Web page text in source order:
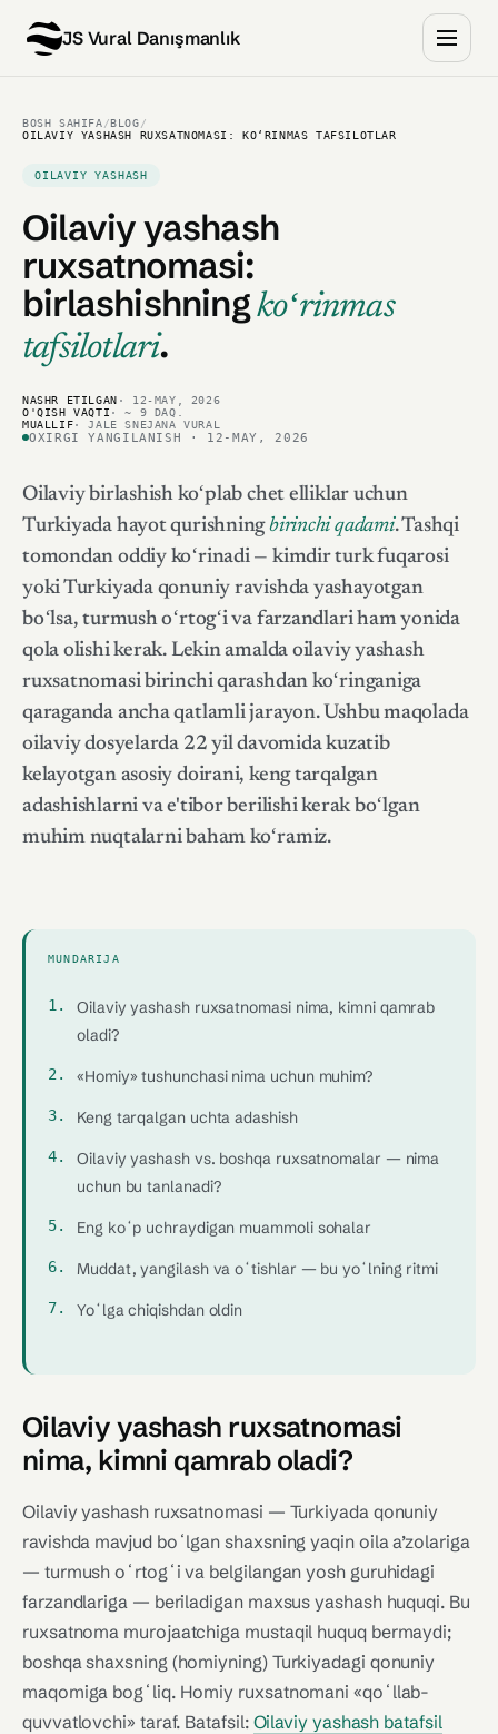
JS Vural Danışmanlık
BOSH SAHIFA /BLOG /
OILAVIY YASHASH RUXSATNOMASI: KOʻRINMAS TAFSILOTLAR
OILAVIY YASHASH
Oilaviy yashash
ruxsatnomasi:
birlashishningkoʻrinmas
tafsilotlari.
NASHR ETILGAN · 12-MAY, 2026
O'QISH VAQTI · ~ 9 DAQ.
MUALLIF· JALE SNEJANA VURAL
OXIRGI YANGILANISH · 12-MAY, 2026
Oilaviy birlashish koʻplab chet elliklar uchun
Turkiyada hayot qurishningbirinchi qadami. Tashqi
tomondan oddiy koʻrinadi — kimdir turk fuqarosi
yoki Turkiyada qonuniy ravishda yashayotgan
boʻlsa, turmush oʻrtogʻi va farzandlari ham yonida
qola olishi kerak. Lekin amalda oilaviy yashash
ruxsatnomasi birinchi qarashdan koʻringaniga
qaraganda ancha qatlamli jarayon. Ushbu maqolada
oilaviy dosyelarda 22 yil davomida kuzatib
kelayotgan asosiy doirani, keng tarqalgan
adashishlarni va e'tibor berilishi kerak boʻlgan
muhim nuqtalarni baham koʻramiz.
MUNDARIJA
Oilaviy yashash ruxsatnomasi nima, kimni qamrab
oladi?
«Homiy» tushunchasi nima uchun muhim?
Keng tarqalgan uchta adashish
Oilaviy yashash vs. boshqa ruxsatnomalar — nima
uchun bu tanlanadi?
Eng koʻp uchraydigan muammoli sohalar
Muddat, yangilash va oʻtishlar — bu yoʻlning ritmi
Yoʻlga chiqishdan oldin
Oilaviy yashash ruxsatnomasi
nima, kimni qamrab oladi?
Oilaviy yashash ruxsatnomasi — Turkiyada qonuniy
ravishda mavjud boʻlgan shaxsning yaqin oila a’zolariga
— turmush oʻrtogʻi va belgilangan yosh guruhidagi
farzandlariga — beriladigan maxsus yashash huquqi. Bu
ruxsatnoma murojaatchiga mustaqil huquq bermaydi;
boshqa shaxsning (homiyning) Turkiyadagi qonuniy
maqomiga bogʻliq. Homiy ruxsatnomani «qoʻllab-
quvvatlovchi» taraf. Batafsil: Oilaviy yashash batafsil